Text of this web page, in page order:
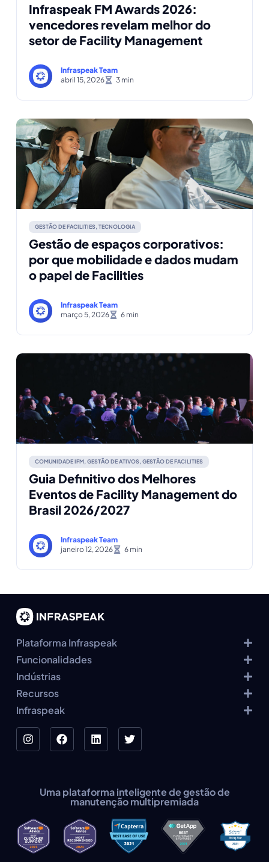
Infraspeak FM Awards 2026:
vencedores revelam melhor do
setor de Facility Management
Infraspeak Team
abril 15, 2026
GESTÃO DE FACILITIES, TECNOLOGIA
Gestão de espaços corporativos:
por que mobilidade e dados mudam
o papel de Facilities
Infraspeak Team
março 5, 2026
COMUNIDADE IFM,GESTÃO DE ATIVOS,GESTÃO DE FACILITIES
Guia Definitivo dos Melhores
Eventos de Facility Management do
Brasil 2026/2027
Infraspeak Team
janeiro 12, 2026
Plataforma Infraspeak
Funcionalidades
Indústrias
Recursos
Infraspeak
Uma plataforma inteligente de gestão de
manutenção multipremiada